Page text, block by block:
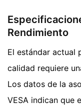
Rendimiento
El estándar actual
calidad requiere
Los datos de la
VESA indican que